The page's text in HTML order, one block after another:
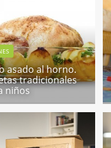
asado al horno.
tradicionales
niños